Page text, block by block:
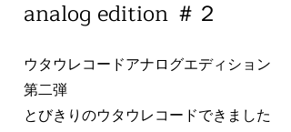
​analog edition ＃２
ウタウレコードアナログエディション
第二弾
とびきりのウタウレコードできました